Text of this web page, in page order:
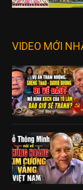
VIDEO MỚI